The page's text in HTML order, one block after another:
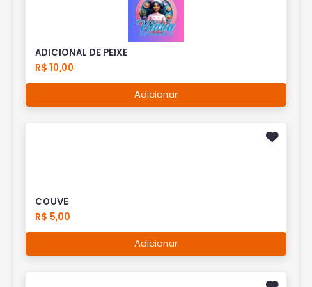
ADICIONAL DE PEIXE
R$ 10,00
Adicionar
COUVE
R$ 5,00
Adicionar